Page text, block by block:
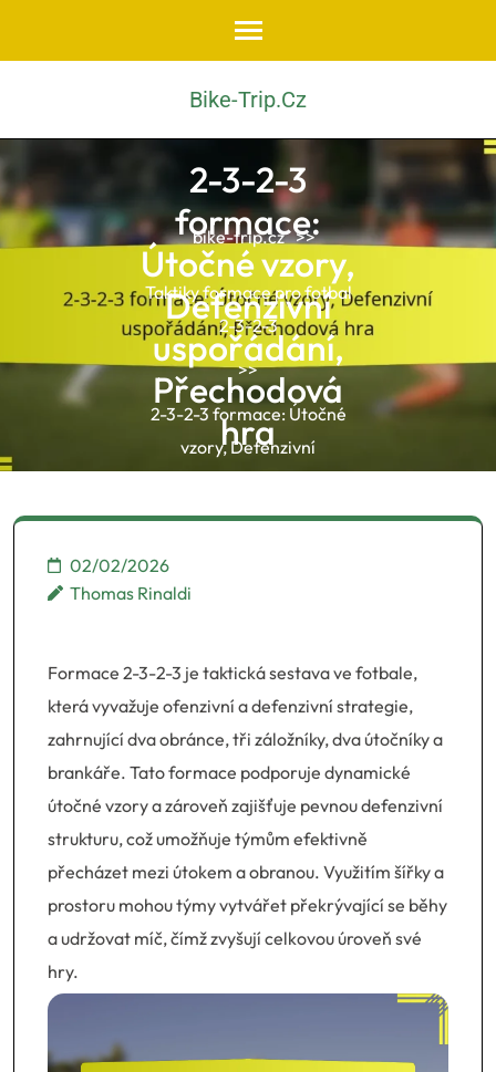
Bike-Trip.cz
2-3-2-3
formace:
Útočné vzory,
Defenzivní
uspořádání,
Přechodová
hra
bike-trip.cz >>
Taktiky formace pro fotbal
2-3-2-3
>>
2-3-2-3 formace: Útočné
vzory, Defenzivní
02/02/2026
Thomas Rinaldi
Formace 2-3-2-3 je taktická sestava ve fotbale,
která vyvažuje ofenzivní a defenzivní strategie,
zahrnující dva obránce, tři záložníky, dva útočníky a
brankáře. Tato formace podporuje dynamické
útočné vzory a zároveň zajišťuje pevnou defenzivní
strukturu, což umožňuje týmům efektivně
přecházet mezi útokem a obranou. Využitím šířky a
prostoru mohou týmy vytvářet překrývající se běhy
a udržovat míč, čímž zvyšují celkovou úroveň své
hry.